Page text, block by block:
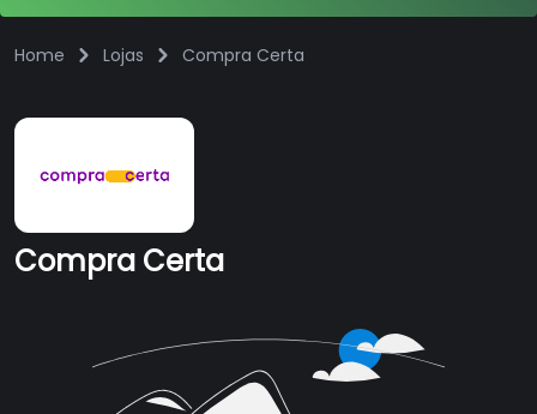
Home Lojas Compra Certa
Compra Certa